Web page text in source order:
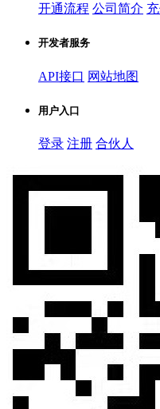
开通流程 公司简介
开发者服务
API接口 网站地图
用户入口
登录 注册 合伙人